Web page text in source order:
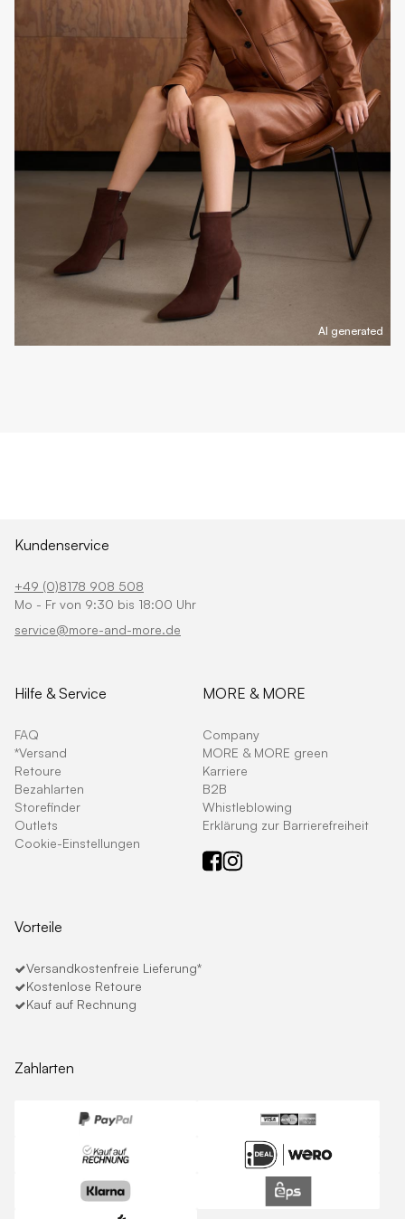
AI generated
Kundenservice
+49 (0)8178 908 508
Mo - Fr von 9:30 bis 18:00 Uhr
service@more-and-more.de
Hilfe & Service
FAQ
*Versand
Retoure
Bezahlarten
Storefinder
Outlets
Cookie-Einstellungen
MORE & MORE
Company
MORE & MORE green
Karriere
B2B
Whistleblowing
Erklärung zur Barrierefreiheit
Vorteile
Versandkostenfreie Lieferung*
Kostenlose Retoure
Kauf auf Rechnung
Zahlarten